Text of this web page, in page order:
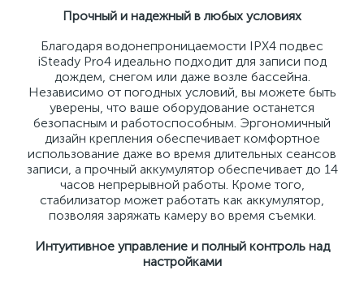
Прочный и надежный в любых условиях
Благодаря водонепроницаемости IPX4 подвес
iSteady Pro4 идеально подходит для записи под
дождем, снегом или даже возле бассейна.
Независимо от погодных условий, вы можете быть
уверены, что ваше оборудование останется
безопасным и работоспособным. Эргономичный
дизайн крепления обеспечивает комфортное
использование даже во время длительных сеансов
записи, а прочный аккумулятор обеспечивает до 14
часов непрерывной работы. Кроме того,
стабилизатор может работать как аккумулятор,
позволяя заряжать камеру во время съемки.
Интуитивное управление и полный контроль над
настройками